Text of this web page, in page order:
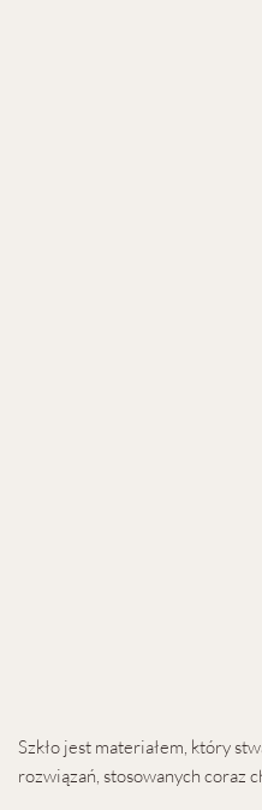
Szkło jest materiałem, który
rozwiązań, stosowanych coraz